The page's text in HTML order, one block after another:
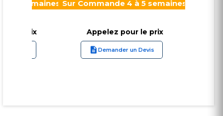
à 5 semaines
le prix
Sur Commande 4 à 5 semaines
Appelez pour le prix
Demander un Devis